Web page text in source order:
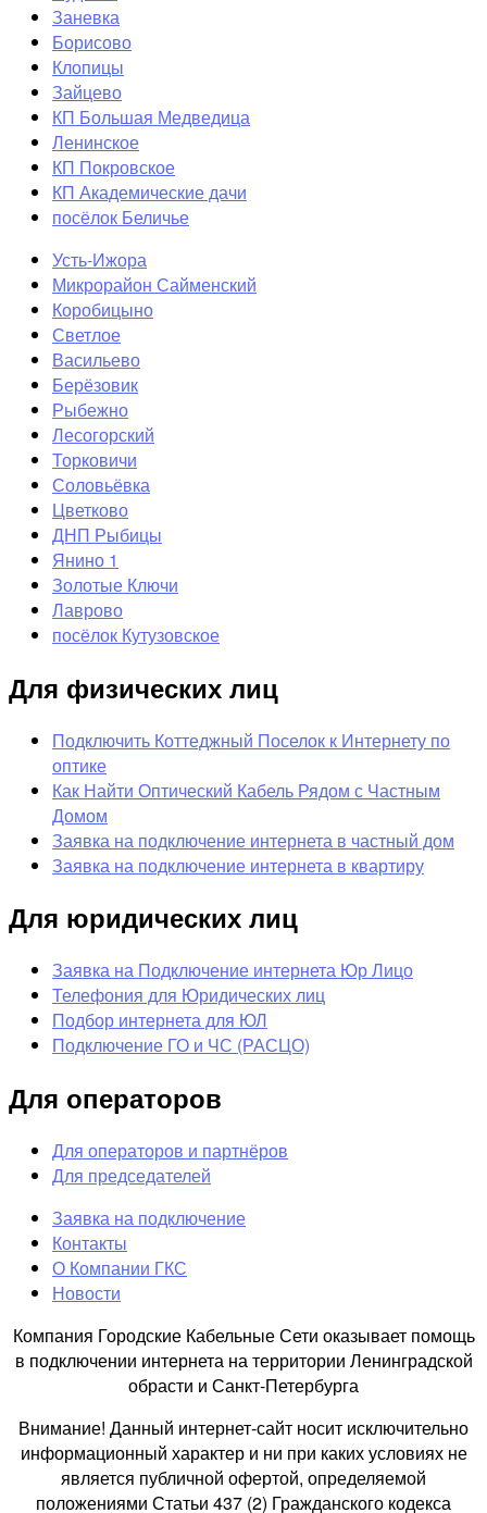
Заневка
Борисово
Клопицы
Зайцево
КП Большая Медведица
Ленинское
КП Покровское
КП Академические дачи
посёлок Беличье
Усть-Ижора
Микрорайон Сайменский
Коробицыно
Светлое
Васильево
Берёзовик
Рыбежно
Лесогорский
Торковичи
Соловьёвка
Цветково
ДНП Рыбицы
Янино 1
Золотые Ключи
Лаврово
посёлок Кутузовское
Для физических лиц
Подключить Коттеджный Поселок к Интернету по
оптике
Как Найти Оптический Кабель Рядом с Частным
Домом
Заявка на подключение интернета в частный дом
Заявка на подключение интернета в квартиру
Для юридических лиц
Заявка на Подключение интернета Юр Лицо
Телефония для Юридических лиц
Подбор интернета для ЮЛ
Подключение ГО и ЧС (РАСЦО)
Для операторов
Для операторов и партнёров
Для председателей
Заявка на подключение
Контакты
О Компании ГКС
Новости
Компания Городские Кабельные Сети оказывает помощь
в подключении интернета на территории Ленинградской
обрасти и Санкт-Петербурга
Внимание! Данный интернет-сайт носит исключительно
информационный характер и ни при каких условиях не
является публичной офертой, определяемой
положениями Статьи 437 (2) Гражданского кодекса